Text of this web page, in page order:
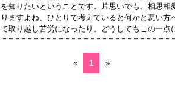
を知りたいということです。片思いでも、相思相
りますよね、ひとりで考えていると何かと悪い方
て取り越し苦労になったり。どうしてもこの一
« 1 »